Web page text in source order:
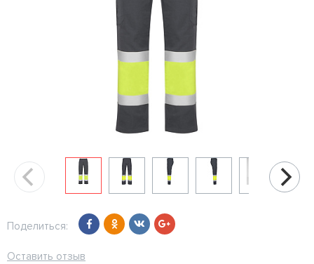
Поделиться:
Оставить отзыв